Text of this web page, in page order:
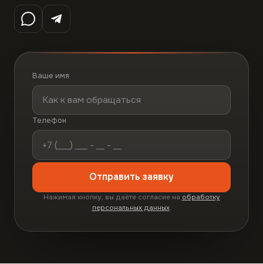
Ваше имя
Телефон
Отправить заявку
Нажимая кнопку, вы даёте согласие на обработку
персональных данных.